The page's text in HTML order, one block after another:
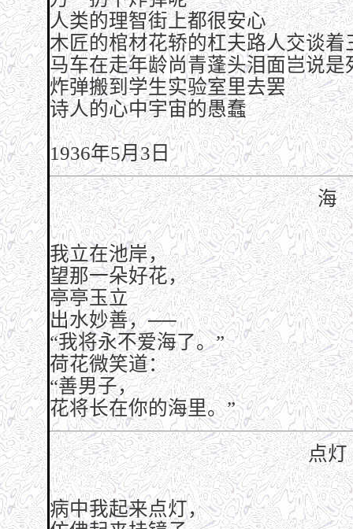
人类的理智街上都很安心
木匠的棺材花轿的杠夫路人交谈
马车在走年龄尚青蓬头泪面岂说是
炸弹搬到学生实验室里去罢
诗人的心中宇宙的愚蠢
1936年5月3日
海
我立在池岸，
望那一朵好花，
亭亭玉立
出水妙善，──
“我将永不爱海了。”
荷花微笑道：
“善男子，
花将长在你的海里。”
点灯
病中我起来点灯，